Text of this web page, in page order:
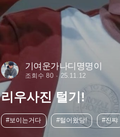
기여운가나디명명이
조회수 80 25.11.12
리우사진 털기!
#보이는거다 #털어왔당! #진쨔